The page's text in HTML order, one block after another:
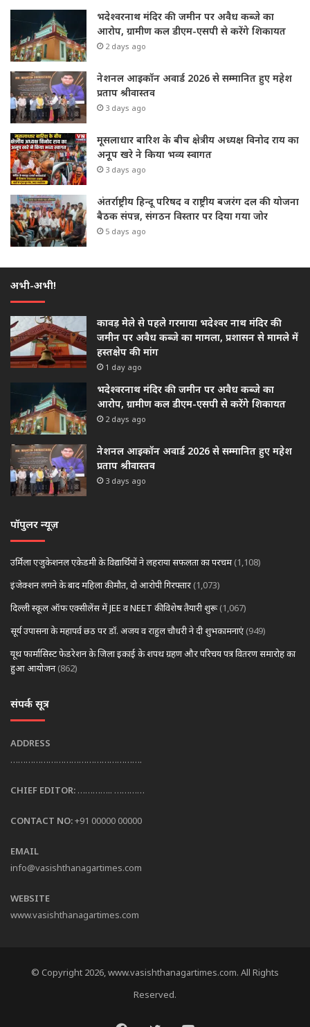
भदेश्वरनाथ मंदिर की जमीन पर अवैध कब्जे का
आरोप, ग्रामीण कल डीएम-एसपी से करेंगे शिकायत
2 days ago
नेशनल आइकॉन अवार्ड 2026 से सम्मानित हुए महेश
प्रताप श्रीवास्तव
3 days ago
मूसलाधार बारिश के बीच क्षेत्रीय अध्यक्ष विनोद राय का
अनूप खरे ने किया भव्य स्वागत
3 days ago
अंतर्राष्ट्रीय हिन्दू परिषद व राष्ट्रीय बजरंग दल की योजना
बैठक संपन्न, संगठन विस्तार पर दिया गया जोर
5 days ago
अभी-अभी!
कावड़ मेले से पहले गरमाया भदेश्वर नाथ मंदिर की
जमीन पर अवैध कब्जे का मामला, प्रशासन से मामले में
हस्तक्षेप की मांग
1 day ago
भदेश्वरनाथ मंदिर की जमीन पर अवैध कब्जे का
आरोप, ग्रामीण कल डीएम-एसपी से करेंगे शिकायत
2 days ago
नेशनल आइकॉन अवार्ड 2026 से सम्मानित हुए महेश
प्रताप श्रीवास्तव
3 days ago
पॉपुलर न्यूज़
उर्मिला एजुकेशनल एकेडमी के विद्यार्थियों ने लहराया सफलता का परचम (1,108)
इंजेक्शन लगने के बाद महिला की मौत, दो आरोपी गिरफ्तार (1,073)
दिल्ली स्कूल ऑफ एक्सीलेंस में JEE व NEET की विशेष तैयारी शुरू (1,067)
सूर्य उपासना के महापर्व छठ पर डॉ. अजय व राहुल चौधरी ने दी शुभकामनाएं (949)
यूथ फार्मासिस्ट फेडरेशन के जिला इकाई के शपथ ग्रहण और परिचय पत्र वितरण समारोह का
हुआ आयोजन (862)
संपर्क सूत्र
ADDRESS
…………………………………………….
CHIEF EDITOR: ………….. …………
CONTACT NO:+91 00000 00000
EMAIL
info@vasishthanagartimes.com
WEBSITE
www.vasishthanagartimes.com
© Copyright 2026, www.vasishthanagartimes.com. All Rights
Reserved.